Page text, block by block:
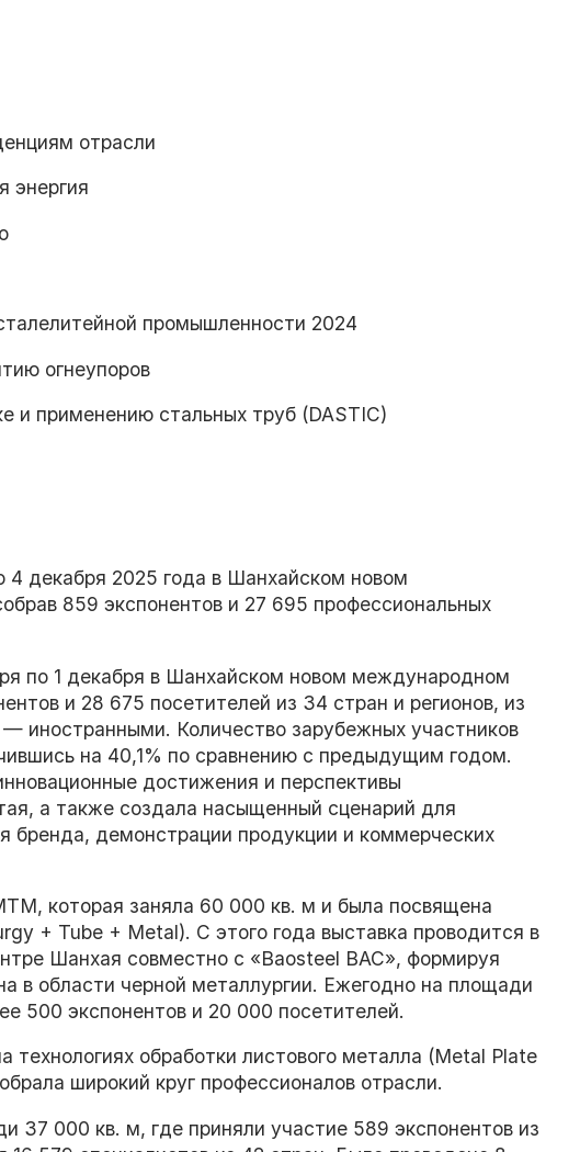
отрасли
энергия
промышленности 2024
огнеупоров
и применению стальных труб (DASTIC)
декабря 2025 года в Шанхайском новом
859 экспонентов и 27 695 профессиональных
по 1 декабря в Шанхайском новом международном
и 28 675 посетителей из 34 стран и регионов, из
иностранными. Количество зарубежных участников
на 40,1% по сравнению с предыдущим годом.
достижения и перспективы
а также создала насыщенный сценарий для
бренда, демонстрации продукции и коммерческих
которая заняла 60 000 кв. м и была посвящена
+ Tube + Metal). С этого года выставка проводится в
Шанхая совместно с «Baosteel BAC», формируя
в области черной металлургии. Ежегодно на площади
500 экспонентов и 20 000 посетителей.
технологиях обработки листового металла (Metal Plate
широкий круг профессионалов отрасли.
37 000 кв. м, где приняли участие 589 экспонентов из